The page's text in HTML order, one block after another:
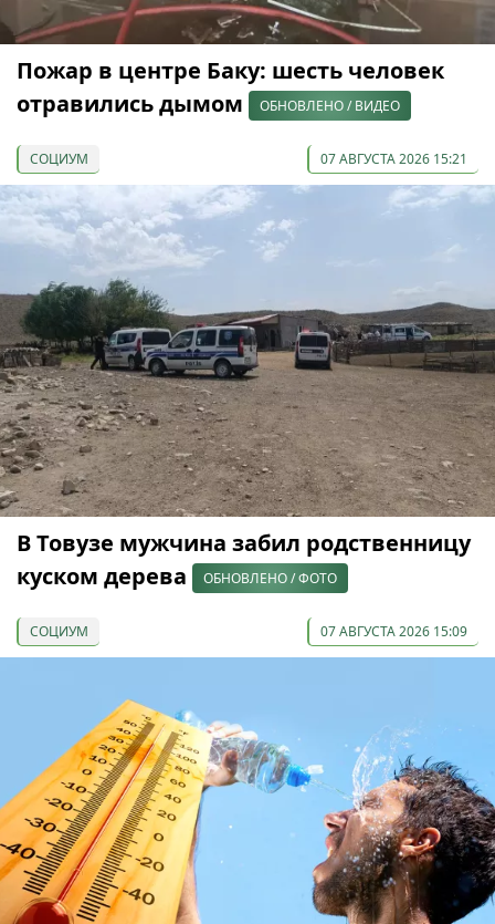
Пожар в центре Баку: шесть человек
отравились дымом
ОБНОВЛЕНО / ВИДЕО
СОЦИУМ 07 АВГУСТА 2026 15:21
В Товузе мужчина забил родственницу
куском дерева
ОБНОВЛЕНО / ФОТО
СОЦИУМ 07 АВГУСТА 2026 15:09